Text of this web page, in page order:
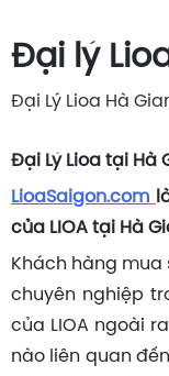
Đại lý
Đại Lý Lioa Hà
Đại Lý Lioa tại Hà
LioaSaigon.com
của LIOA tại Hà
Khách hàng mua
chuyên nghiệp
của LIOA ngoài
nào liên quan